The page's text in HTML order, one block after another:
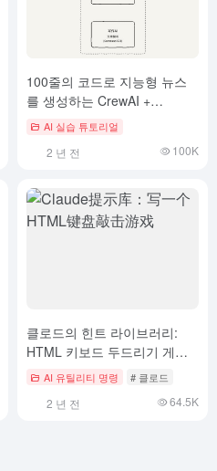
100줄의 코드로 지능형 뉴스
를 생성하는 CrewAI +
Command-R7B
AI 실습 튜토리얼
2 년 전 100K
클로드의 힌트 라이브러리:
HTML 키보드 두드리기 게임
작성하기!
AI 유틸리티 명령 # 클로드
2 년 전 64.5K